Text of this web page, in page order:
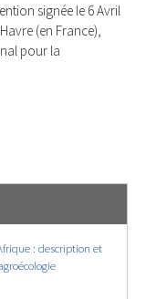
signée le 6 Avril
(en France),
pour la
: description et